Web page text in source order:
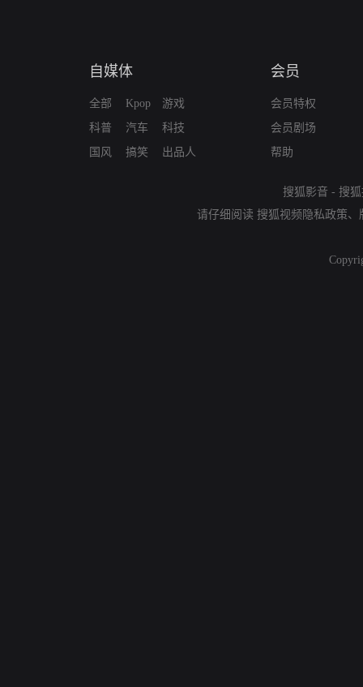
自媒体
全部
科普
国风
Kpop
汽车
搞笑
游戏
科技
出品人
会员
会员特权
会员剧场
帮助
搜狐影音 - 搜
请仔细阅读 搜狐视频隐私政策、